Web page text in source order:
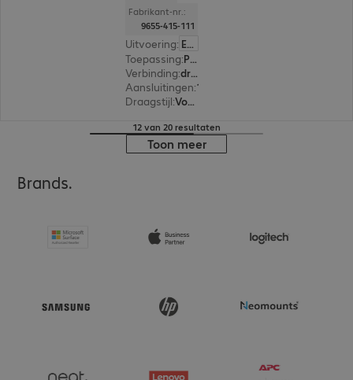
Fabrikant-nr.:
9655-415-111
Uitvoering: Europa
Toepassing: PC, Notebook
Verbinding:
draadloos
Aansluitingen:
Draagstijl: Voor één oor
12 van 20 resultaten
Toon meer
Brands.